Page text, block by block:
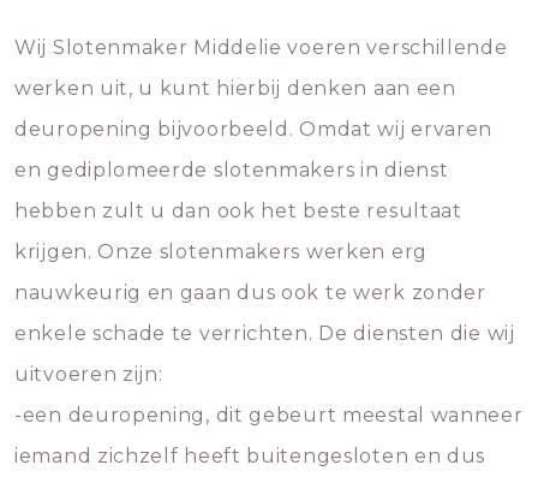
Wij Slotenmaker Middelie voeren verschillende
werken uit, u kunt hierbij denken aan een
deuropening bijvoorbeeld. Omdat wij ervaren
en gediplomeerde slotenmakers in dienst
hebben zult u dan ook het beste resultaat
krijgen. Onze slotenmakers werken erg
nauwkeurig en gaan dus ook te werk zonder
enkele schade te verrichten. De diensten die wij
uitvoeren zijn:
-een deuropening, dit gebeurt meestal wanneer
iemand zichzelf heeft buitengesloten en dus